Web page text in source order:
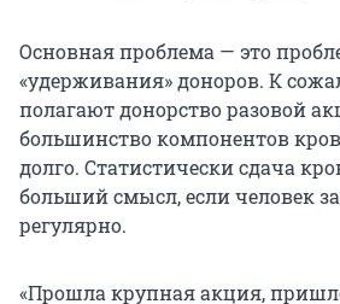
Основная проблема — это
«удерживания» доноров. К
полагают донорство разовой
большинство компонентов
долго. Статистически сдача
больший смысл, если человек
регулярно.
«Прошла крупная акция,